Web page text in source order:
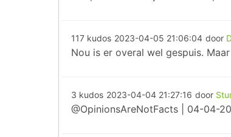
117 kudos 2023-04-05 21:06:04 door
Nou is er overal wel gespuis.
3 kudos 2023-04-04 21:27:16 door
@OpinionsAreNotFacts | 04-04-